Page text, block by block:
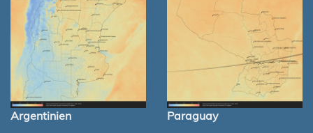
Argentinien Paraguay